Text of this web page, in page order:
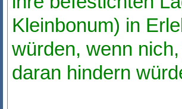
Kleinbonum) in
würden, wenn
daran hindern